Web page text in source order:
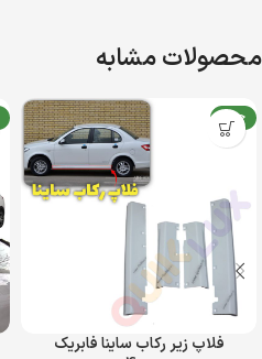
محصولات مشابه
جدید
فلاپ زیر رکاب ساینا فابریک